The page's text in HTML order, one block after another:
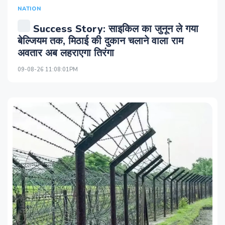
NATION
Success Story: साइकिल का जुनून ले गया
बेल्जियम तक, मिठाई की दुकान चलाने वाला राम
अवतार अब लहराएगा तिरंगा
09-08-26 11:08:01PM